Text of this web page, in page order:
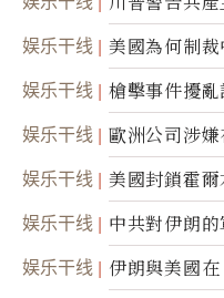
娱乐干线
美國為何制
航運公司
娱乐干线
槍擊事件擾
職責
娱乐干线
歐洲公司涉
美軍基地的
娱乐干线 美國封鎖霍
娱乐干线
中共對伊朗
間接技術轉讓
娱乐干线 伊朗與美國